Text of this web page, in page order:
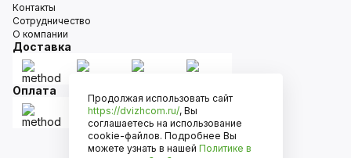
Контакты
Сотрудничество
О компании
Доставка
Оплата
Продолжая использовать сайт
https://dvizhcom.ru/, Вы
соглашаетесь на использование
cookie-файлов. Подробнее Вы
можете узнать в нашей Политике в